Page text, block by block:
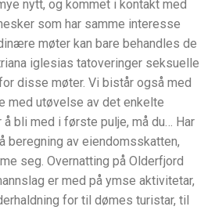
nytt, og kommet i kontakt med
som har samme interesse
møter kan bare behandles de
iglesias tatoveringer seksuelle
disse møter. Vi bistår også med
med utøvelse av det enkelte
bli med i første pulje, må du… Har
beregning av eiendomsskatten,
seg. Overnatting på Olderfjord
er med på ymse aktivitetar,
for til dømes turistar, til